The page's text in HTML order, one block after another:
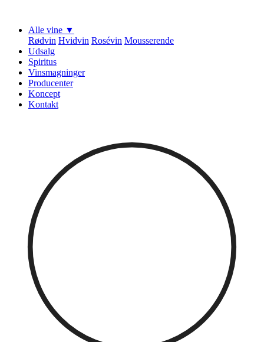
Alle vine ▼
Rødvin Hvidvin Rosévin Mousserende
Udsalg
Spiritus
Vinsmagninger
Producenter
Koncept
Kontakt